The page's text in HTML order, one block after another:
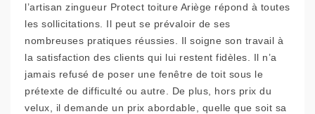
l’artisan zingueur Protect toiture Ariège répond à toutes
les sollicitations. Il peut se prévaloir de ses
nombreuses pratiques réussies. Il soigne son travail à
la satisfaction des clients qui lui restent fidèles. Il n’a
jamais refusé de poser une fenêtre de toit sous le
prétexte de difficulté ou autre. De plus, hors prix du
velux, il demande un prix abordable, quelle que soit sa